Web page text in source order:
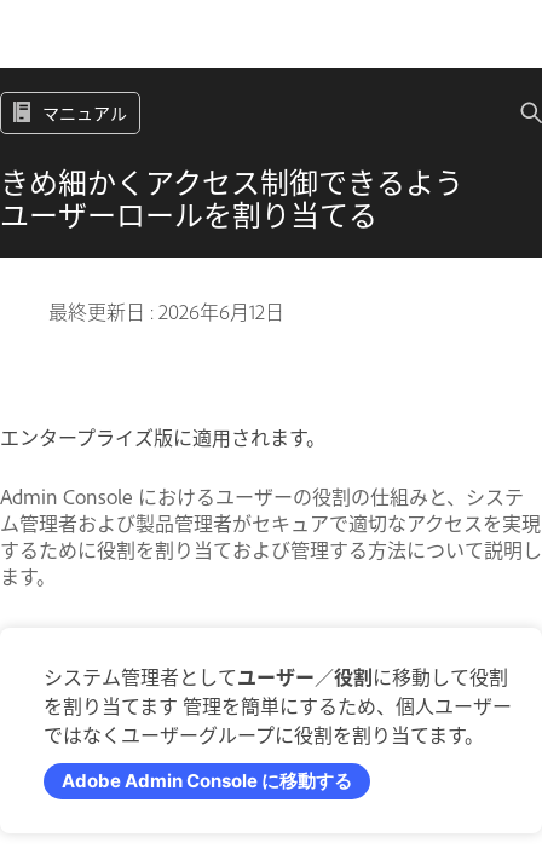
マニュアル
きめ細かくアクセス制御できるよう
ユーザーロールを割り当てる
最終更新日 :2026年6月12日
エンタープライズ版に適用されます。
Admin Console におけるユーザーの役割の仕組みと、システ
ム管理者および製品管理者がセキュアで適切なアクセスを実現
するために役割を割り当ておよび管理する方法について説明し
ます。
システム管理者としてユーザー／役割に移動して役割
を割り当てます 管理を簡単にするため、個人ユーザー
ではなくユーザーグループに役割を割り当てます。
Adobe Admin Console に移動する